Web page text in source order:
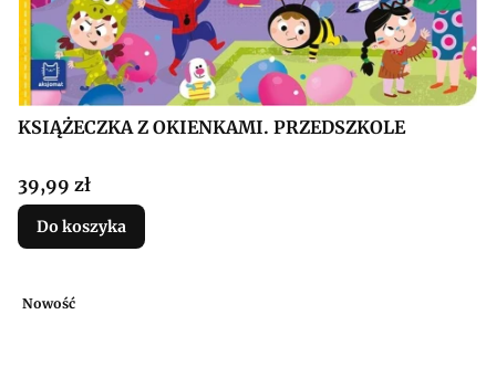
KSIĄŻECZKA Z OKIENKAMI. PRZEDSZKOLE
Cena
39,99 zł
Do koszyka
Nowość